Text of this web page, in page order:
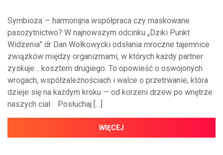
Symbioza — harmonijna współpraca czy maskowane
pasożytnictwo? W najnowszym odcinku „Dziki Punkt
Widzenia” dr Dan Wołkowycki odsłania mroczne tajemnice
związków między organizmami, w których każdy partner
zyskuje… kosztem drugiego. To opowieść o oswojonych
wrogach, współzależnościach i walce o przetrwanie, która
dzieje się na każdym kroku — od korzeni drzew po wnętrze
naszych ciał. Posłuchaj […]
WIĘCEJ